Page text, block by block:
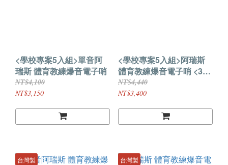
<學校專案5入組>單音阿
瑞斯 體育教練爆音電子哨
NT$4,100
NT$3,150
<學校專案5入組>阿瑞斯
體育教練爆音電子哨 <3音
效>
NT$4,440
NT$3,400
台灣製 台灣製